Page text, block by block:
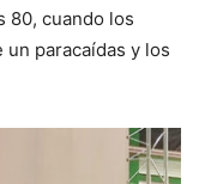
80, cuando los
un paracaídas y los